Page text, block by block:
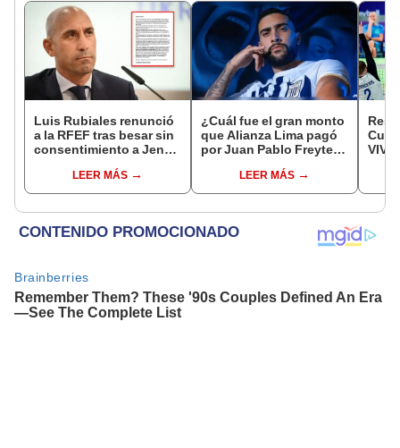
Luis Rubiales renunció
a la RFEF tras besar sin
consentimiento a Jenni
LEER MÁS
¿Cuál fue el gran monto
que Alianza Lima pagó
por Juan Pablo Freytes
comprarlo?LEER MÁS